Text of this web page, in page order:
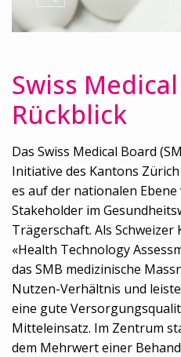
Swiss
Rückblick
Das Swiss Medical Board
Initiative des Kantons
es auf der nationalen
Stakeholder im
Trägerschaft. Als
«Health Technology
das SMB medizinische
Nutzen-Verhältnis und
eine gute
Mitteleinsatz. Im Zentrum
dem Mehrwert einer